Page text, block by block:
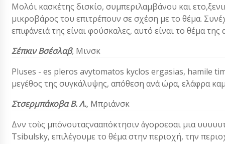
Μολόι κασκέτης δισκίο, συμπεριλαμβάνου και
μικροβάρος του επιτρέπουν σε σχέση με το θέμα.
επιφάνειά της είναι φούσκαλες, αυτό είναι το θέμα της
Σέπκιν Βσέσλαβ, Μινσκ
Pluses - es pleros avytomatos kyclos ergasias, hamile
μεγέθος της συγκάλυψης, απόθεση ανά ώρα, ελάφρα
Στσερμπάκοβα Β. Λ., Μπριάνσκ
Δνν τοὺς μπόνουταςνααπόκτησιν ἀγορσεσαι μια
Tsibulsky, επιλέγουμε το θέμα στην περιοχή, την